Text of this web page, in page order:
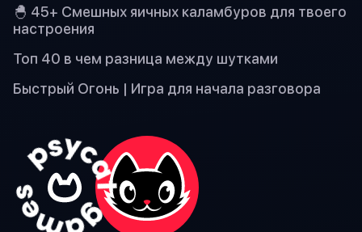
🐣 45+ Смешных яичных каламбуров для твоего
настроения
Топ 40 в чем разница между шутками
Быстрый Огонь | Игра для начала разговора